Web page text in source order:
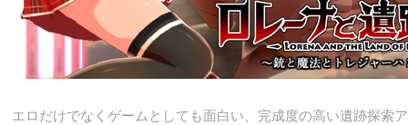
エロだけでなくゲームとしても面白い、完成度の高い遺跡探索